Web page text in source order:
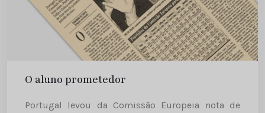
O aluno prometedor
Portugal levou da Comissão Europeia nota de